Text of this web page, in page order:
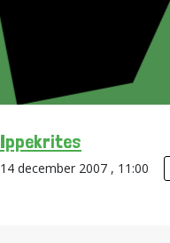
Ippekrites
14 december 2007 , 11:00